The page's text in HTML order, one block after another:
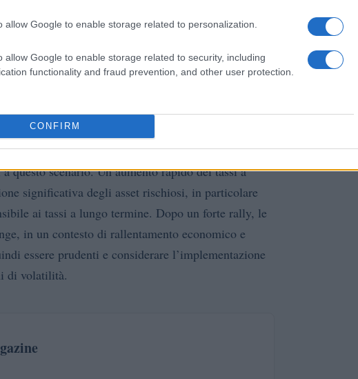
allow Google to enable storage related to personalization.
allow Google to enable storage related to security, including
functionality and fraud prevention, and other user protection.
CONFIRM
azionario
questo scenario. Un aumento rapido dei tassi a
significativa degli asset rischiosi, in particolare
ai tassi a lungo termine. Dopo un forte rally, le
in un contesto di rallentamento economico e
essere prudenti e considerare l’implementazione
di volatilità.
5